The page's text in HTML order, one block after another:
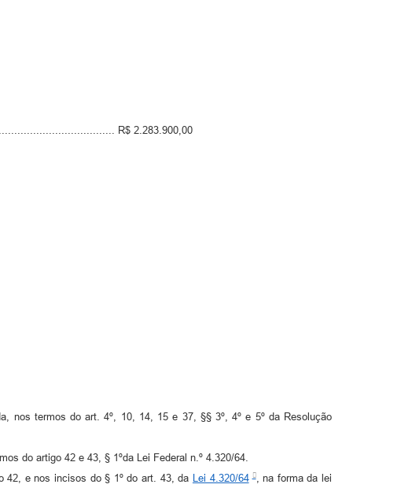
R$ 2.283.900,00
nos termos do art. 4º, 10, 14, 15 e 37, §§ 3º, 4º e 5º da Resolução
do artigo 42 e 43, § 1ºda Lei Federal n.º 4.320/64.
42, e nos incisos do § 1º do art. 43, da Lei 4.320/64 , na forma da lei